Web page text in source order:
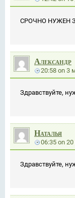
СРОЧНО НУЖЕН
Александр
20:58on3
Здравствуйте,
Наталья
06:35on20
Здравствуйте,